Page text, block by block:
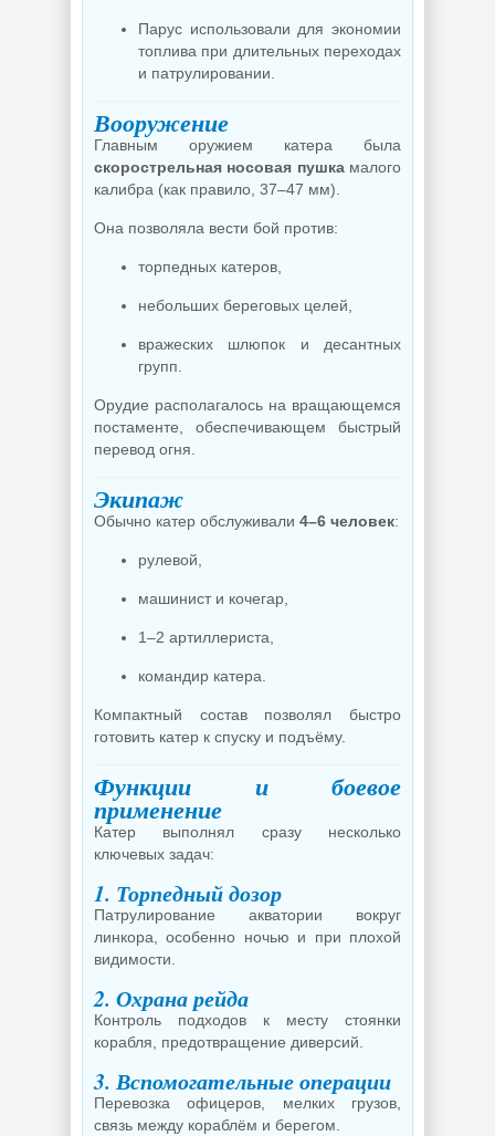
Парус использовали для экономии
топлива при длительных переходах
и патрулировании.
Вооружение
Главным оружием катера была
скорострельная носовая пушкамалого
калибра (как правило, 37–47 мм).
Она позволяла вести бой против:
торпедных катеров,
небольших береговых целей,
вражеских шлюпок и десантных
групп.
Орудие располагалось на вращающемся
постаменте, обеспечивающем быстрый
перевод огня.
Экипаж
Обычно катер обслуживали 4–6 человек:
рулевой,
машинист и кочегар,
1–2 артиллериста,
командир катера.
Компактный состав позволял быстро
готовить катер к спуску и подъёму.
Функции и боевое
применение
Катер выполнял сразу несколько
ключевых задач:
1. Торпедный дозор
Патрулирование акватории вокруг
линкора, особенно ночью и при плохой
видимости.
2. Охрана рейда
Контроль подходов к месту стоянки
корабля, предотвращение диверсий.
3. Вспомогательные операции
Перевозка офицеров, мелких грузов,
связь между кораблём и берегом.